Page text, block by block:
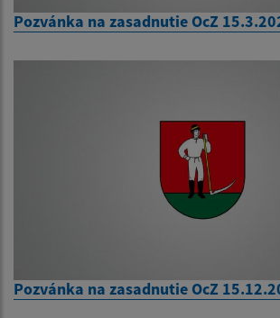
Pozvánka na zasadnutie OcZ
Pozvánka na zasadnutie OcZ